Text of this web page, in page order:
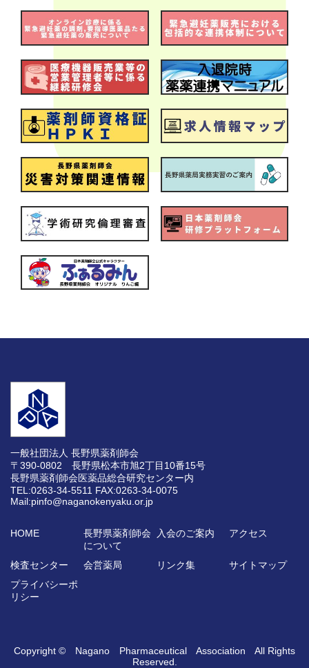
一般社団法人 長野県薬剤師会
〒390-0802 長野県松本市旭2丁目10番15号
長野県薬剤師会医薬品総合研究センター内
TEL:0263-34-5511 FAX:0263-34-0075
Mail:pinfo@naganokenyaku.or.jp
HOME
長野県薬剤師会
について
入会のご案内 アクセス
検査センター 会営薬局 リンク集
サイトマップ
プライバシーポ
リシー
Copyright © Nagano Pharmaceutical Association All Rights
Reserved.